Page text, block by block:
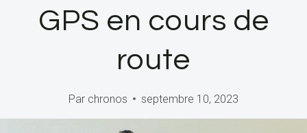
GPS en cours de
route
Par chronos septembre 10, 2023